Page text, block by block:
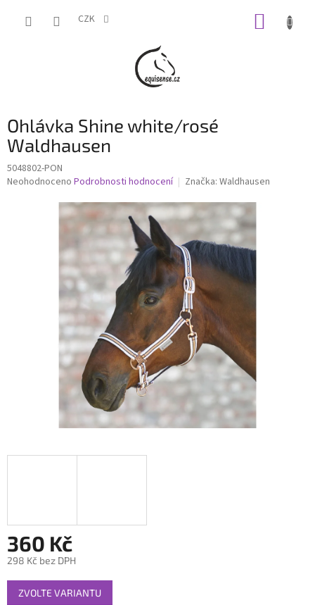
CZK
Ohlávka Shine white/rosé
Waldhausen
5048802-PON
Průměrné
Neohodnoceno Podrobnosti hodnocení Značka: Waldhausen
360 Kč
298 Kč bez DPH
Měrná
cena:
ZVOLTE VARIANTU